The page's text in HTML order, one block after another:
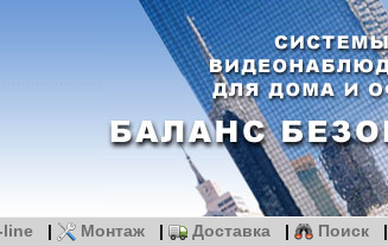
line | Монтаж | Доставка | Поиск |